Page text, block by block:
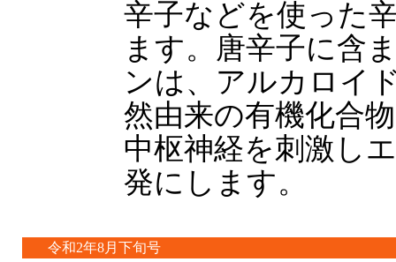
辛子などを使った
ます。唐辛子に含
ンは、アルカロイ
然由来の有機化合
中枢神経を刺激し
発にします。
令和2年8月下旬号